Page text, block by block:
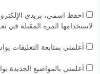
احفظ اسمي، بريدي
لاستخدامها المرة المقبلة في
أعلمني بمتابعة التعليقات
أعلمني بالمواضيع الجديدة